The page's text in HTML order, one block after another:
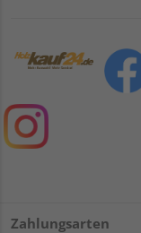
Zahlungsarten